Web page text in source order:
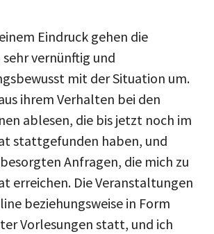
Eindruck gehen die
vernünftig und
mit der Situation um.
ihrem Verhalten bei den
ablesen, die bis jetzt noch im
stattgefunden haben, und
Anfragen, die mich zu
erreichen. Die Veranstaltungen
beziehungsweise in Form
Vorlesungen statt, und ich